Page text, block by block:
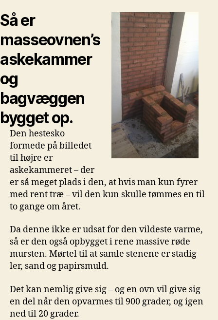
Så er
masseovnen’s
askekammer
og
bagvæggen
bygget op.
Den hestesko
formede på billedet
til højre er
askekammeret – der
er så meget plads i den, at hvis man kun fyrer
med rent træ – vil den kun skulle tømmes en til
to gange om året.
Da denne ikke er udsat for den vildeste varme,
så er den også opbygget i rene massive røde
mursten. Mørtel til at samle stenene er stadig
ler, sand og papirsmuld.
Det kan nemlig give sig – og en ovn vil give sig
en del når den opvarmes til 900 grader, og igen
ned til 20 grader.